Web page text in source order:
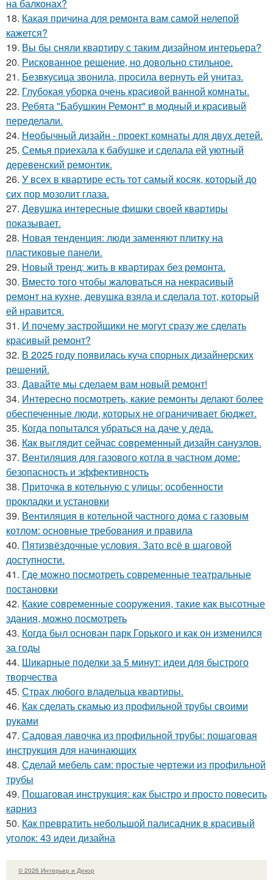
на балконах?
18. Какая причина для ремонта вам самой нелепой
кажется?
19. Вы бы сняли квартиру с таким дизайном интерьера?
20. Рискованное решение, но довольно стильное.
21. Безвкусица звонила, просила вернуть ей унитаз.
22. Глубокая уборка очень красивой ванной комнаты.
23. Ребята "Бабушкин Ремонт" в модный и красивый
переделали.
24. Необычный дизайн - проект комнаты для двух детей.
25. Семья приехала к бабушке и сделала ей уютный
деревенский ремонтик.
26. У всех в квартире есть тот самый косяк, который до
сих пор мозолит глаза.
27. Девушка интересные фишки своей квартиры
показывает.
28. Новая тенденция: люди заменяют плитку на
пластиковые панели.
29. Новый тренд: жить в квартирах без ремонта.
30. Вместо того чтобы жаловаться на некрасивый
ремонт на кухне, девушка взяла и сделала тот, который
ей нравится.
31. И почему застройщики не могут сразу же сделать
красивый ремонт?
32. В 2025 году появилась куча спорных дизайнерских
решений.
33. Давайте мы сделаем вам новый ремонт!
34. Интересно посмотреть, какие ремонты делают более
обеспеченные люди, которых не ограничивает бюджет.
35. Когда попытался убраться на даче у деда.
36. Как выглядит сейчас современный дизайн санузлов.
37. Вентиляция для газового котла в частном доме:
безопасность и эффективность
38. Приточка в котельную с улицы: особенности
прокладки и установки
39. Вентиляция в котельной частного дома с газовым
котлом: основные требования и правила
40. Пятизвёздочные условия. Зато всё в шаговой
доступности.
41. Где можно посмотреть современные театральные
постановки
42. Какие современные сооружения, такие как высотные
здания, можно посмотреть
43. Когда был основан парк Горького и как он изменился
за годы
44. Шикарные поделки за 5 минут: идеи для быстрого
творчества
45. Страх любого владельца квартиры.
46. Как сделать скамью из профильной трубы своими
руками
47. Садовая лавочка из профильной трубы: пошаговая
инструкция для начинающих
48. Сделай мебель сам: простые чертежи из профильной
трубы
49. Пошаговая инструкция: как быстро и просто повесить
карниз
50. Как превратить небольшой палисадник в красивый
уголок: 43 идеи дизайна
© 2026 Интерьер и Декор